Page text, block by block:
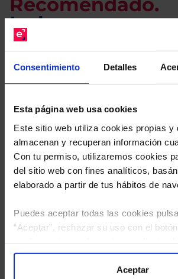
Consentimiento Detalles
Esta página web usa cookies
Este sitio web utiliza cookies propias y
almacenan y recuperan información
Con tu permiso, utilizaremos cookies
del sitio web con fines analíticos,
elaborado a partir de tus hábitos de
Puedes aceptar todas las cookies
“Aceptar”, rechazar su uso con el
“Configuración”. Consulta nuestra
para más información.
Aceptar
Le hacemos un
gratuito de su
Descárguese el archivoe
sus Fondos y nuestros expertos le
Limpias con las que podrá ahorrar